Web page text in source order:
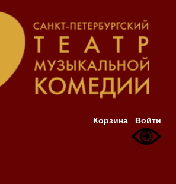
Корзина Войти